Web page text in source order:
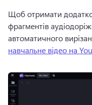
Щоб отримати
фрагментів
автоматичного
навчальне відео на